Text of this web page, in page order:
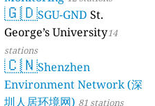
🇬🇩SGU-GND St.
George’s University14
stations
🇨🇳Shenzhen
Environment Network (深
圳人居环境网) 81 stations